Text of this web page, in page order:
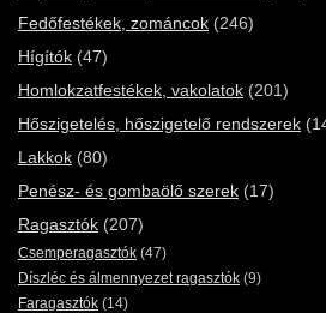
Fedőfestékek, zománcok (246)
Hígítók (47)
Homlokzatfestékek, vakolatok (201)
Hőszigetelés, hőszigetelő rendszerek
Lakkok (80)
Penész- és gombaölő szerek (17)
Ragasztók (207)
Csemperagasztók (47)
Díszléc és álmennyezet ragasztók (9)
Faragasztók (14)